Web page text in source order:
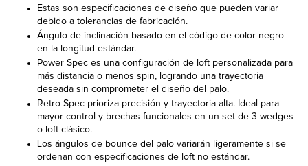
Estas son especificaciones de diseño que pueden variar
debido a tolerancias de fabricación.
Ángulo de inclinación basado en el código de color negro
en la longitud estándar.
Power Spec es una configuración de loft personalizada para
más distancia o menos spin, logrando una trayectoria
deseada sin comprometer el diseño del palo.
Retro Spec prioriza precisión y trayectoria alta. Ideal para
mayor control y brechas funcionales en un set de 3 wedges
o loft clásico.
Los ángulos de bounce del palo variarán ligeramente si se
ordenan con especificaciones de loft no estándar.